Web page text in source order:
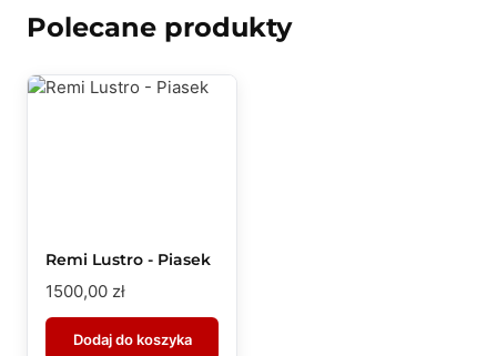
Polecane produkty
Remi Lustro - Piasek
1500,00 zł
Dodaj do koszyka